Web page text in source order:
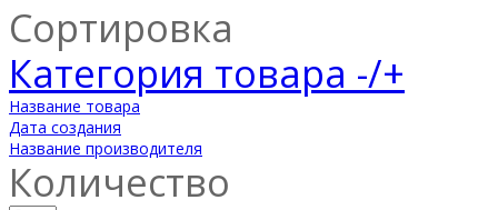
Сортировка
Категория товара -/+
Название товара
Дата создания
Название производителя
Количество